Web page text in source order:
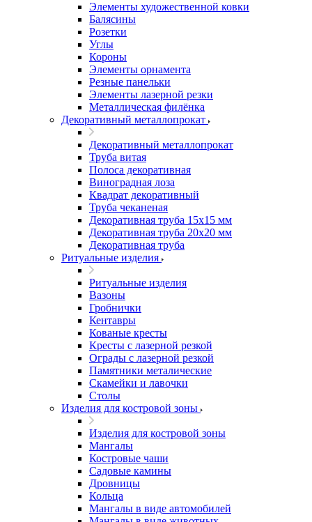
Элементы художественной ковки
Балясины
Розетки
Углы
Короны
Элементы орнамента
Резные панельки
Элементы лазерной резки
Металлическая филёнка
Декоративный металлопрокат
Декоративный металлопрокат
Труба витая
Полоса декоративная
Виноградная лоза
Квадрат декоративный
Труба чеканеная
Декоративная труба 15х15 мм
Декоративная труба 20х20 мм
Декоративная труба
Ритуальные изделия
Ритуальные изделия
Вазоны
Гробнички
Кентавры
Кованые кресты
Кресты с лазерной резкой
Ограды с лазерной резкой
Памятники металические
Скамейки и лавочки
Столы
Изделия для костровой зоны
Изделия для костровой зоны
Мангалы
Костровые чаши
Садовые камины
Дровницы
Кольца
Мангалы в виде автомобилей